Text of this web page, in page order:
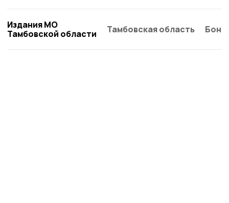
Издания МО
Тамбовской области
Тамбовская область